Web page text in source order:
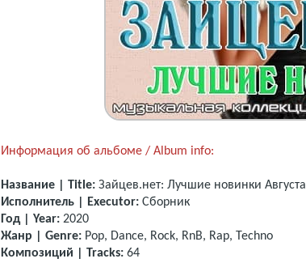
Информация об альбоме / Album info:
Название | Title: Зайцев.нет: Лучшие новинки Августа
Исполнитель | Executor: Сборник
Год | Year: 2020
Жанр | Genre: Pop, Dance, Rock, RnB, Rap, Techno
Композиций | Tracks: 64